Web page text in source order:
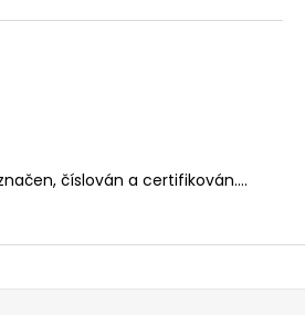
číslován a certifikován....